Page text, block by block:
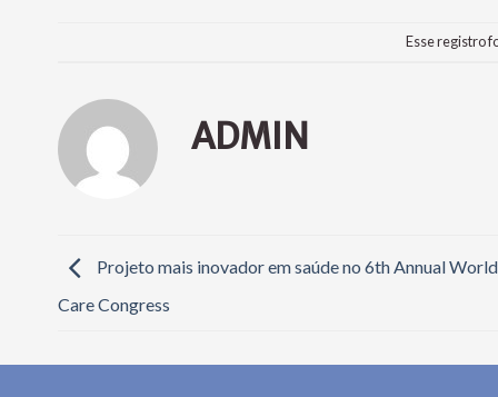
Esse registro
ADMIN
Projeto mais inovador em saúde no 6th Annual
Care Congress